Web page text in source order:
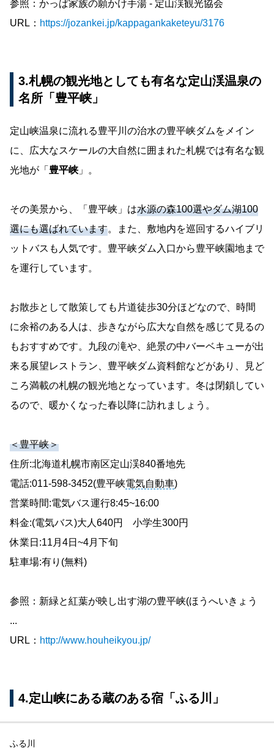
参照：かっぱ家族の願かけ手湯 - 定山渓観光協会
URL： https://jozankei.jp/kappagankaketeyu/3176
3.札幌の観光地としても有名な定山渓温泉の
名所「豊平峡」
定山峡温泉に流れる豊平川の治水の豊平峡ダムをメイン
に、広大なスケールの大自然に囲まれた札幌では有名な観
光地が「 豊平峡 」。
その美景から、「豊平峡」は水源の森100選やダム湖100
選にも選ばれています。また、敷地内を巡回するハイブリ
ットバスも人気です。豊平峡ダム入口から豊平峡園地まで
を運行しています。
お散歩として散策しても片道徒歩30分ほどなので、時間
に余裕のある人は、歩きながら広大な自然を感じて見るの
もおすすめです。九段の滝や、絶景の中バーベキューが出
来る展望レストラン、豊平峡ダム資料館などがあり、見ど
ころ満載の札幌の観光地となっています。冬は閉鎖してい
るので、暖かくなった春以降に訪れましょう。
＜豊平峡＞
住所:北海道札幌市南区定山渓840番地先
電話:011-598-3452(豊平峡電気自動車)
営業時間:電気バス運行8:45~16:00
料金:(電気バス)大人640円 小学生300円
休業日:11月4日~4月下旬
駐車場:有り(無料)
参照：新緑と紅葉が映し出す湖の豊平峡(ほうへいきょう
...
URL： http://www.houheikyou.jp/
4.定山峡にある蔵のある宿「ふる川」
ふる川